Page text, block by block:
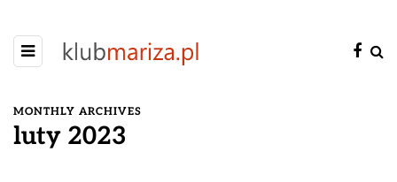
MONTHLY ARCHIVES
luty 2023